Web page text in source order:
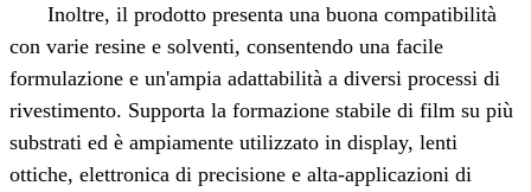
Inoltre, il prodotto presenta una buona compatibilità
con varie resine e solventi, consentendo una facile
formulazione e un'ampia adattabilità a diversi processi di
rivestimento. Supporta la formazione stabile di film su più
substrati ed è ampiamente utilizzato in display, lenti
ottiche, elettronica di precisione e alta‑applicazioni di